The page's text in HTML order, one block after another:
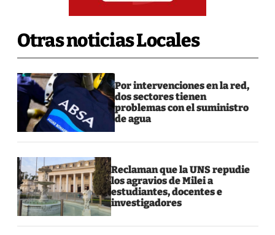
Otras noticias Locales
Por intervenciones en la red,
dos sectores tienen
problemas con el suministro
de agua
Reclaman que la UNS repudie
los agravios de Milei a
estudiantes, docentes e
investigadores